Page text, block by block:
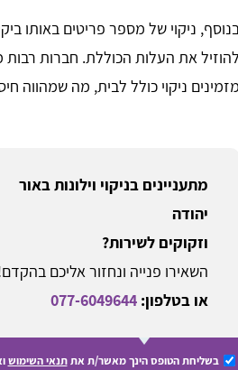
ניקוי של מספר פריטים באותו
להוזיל את העלות הכוללת. חברות
מזמינים ניקוי כולל לבית, מה שמהווה
מתעניינים בניקוי וילונות באור
יהודה
וזקוקים לשירות?
השאירו פנייה ונחזור אליכם
או בטלפון:077-6049644
בשליחת הטופס הינך מאשר/ת אתתנאי השימוש